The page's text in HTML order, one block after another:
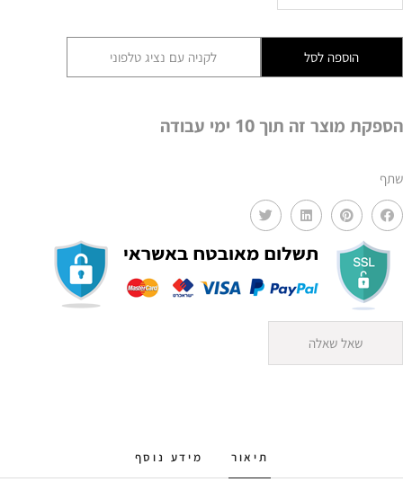
הוספה לסל לקניה עם נציג טלפוני
הספקת מוצר זה תוך 10 ימי עבודה
שתף
שאל שאלה
תיאור מידע נוסף